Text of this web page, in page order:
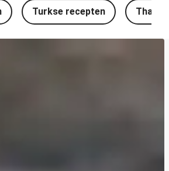
Turkse recepten Thaise